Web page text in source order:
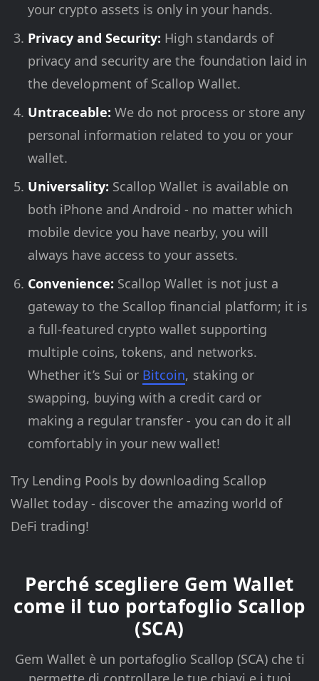
your crypto assets is only in your hands.
Privacy and Security: High standards of
privacy and security are the foundation laid in
the development of Scallop Wallet.
Untraceable: We do not process or store any
personal information related to you or your
wallet.
Universality: Scallop Wallet is available on
both iPhone and Android - no matter which
mobile device you have nearby, you will
always have access to your assets.
Convenience: Scallop Wallet is not just a
gateway to the Scallop financial platform; it is
a full-featured crypto wallet supporting
multiple coins, tokens, and networks.
Whether it’s Sui or Bitcoin, staking or
swapping, buying with a credit card or
making a regular transfer - you can do it all
comfortably in your new wallet!
Try Lending Pools by downloading Scallop
Wallet today - discover the amazing world of
DeFi trading!
Perché scegliere Gem Wallet
come il tuo portafoglio Scallop
(SCA)
Gem Wallet è un portafoglio Scallop (SCA) che ti